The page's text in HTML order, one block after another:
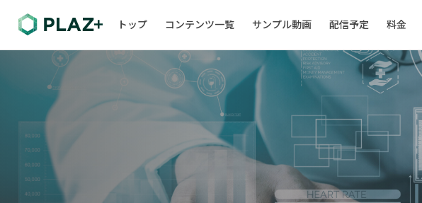
トップ コンテンツ一覧 サンプル動画 配信予定 料金